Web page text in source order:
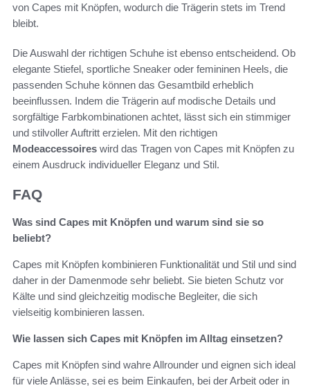
von Capes mit Knöpfen, wodurch die Trägerin stets im Trend
bleibt.
Die Auswahl der richtigen Schuhe ist ebenso entscheidend. Ob
elegante Stiefel, sportliche Sneaker oder femininen Heels, die
passenden Schuhe können das Gesamtbild erheblich
beeinflussen. Indem die Trägerin auf modische Details und
sorgfältige Farbkombinationen achtet, lässt sich ein stimmiger
und stilvoller Auftritt erzielen. Mit den richtigen
Modeaccessoires wird das Tragen von Capes mit Knöpfen zu
einem Ausdruck individueller Eleganz und Stil.
FAQ
Was sind Capes mit Knöpfen und warum sind sie so
beliebt?
Capes mit Knöpfen kombinieren Funktionalität und Stil und sind
daher in der Damenmode sehr beliebt. Sie bieten Schutz vor
Kälte und sind gleichzeitig modische Begleiter, die sich
vielseitig kombinieren lassen.
Wie lassen sich Capes mit Knöpfen im Alltag einsetzen?
Capes mit Knöpfen sind wahre Allrounder und eignen sich ideal
für viele Anlässe, sei es beim Einkaufen, bei der Arbeit oder in